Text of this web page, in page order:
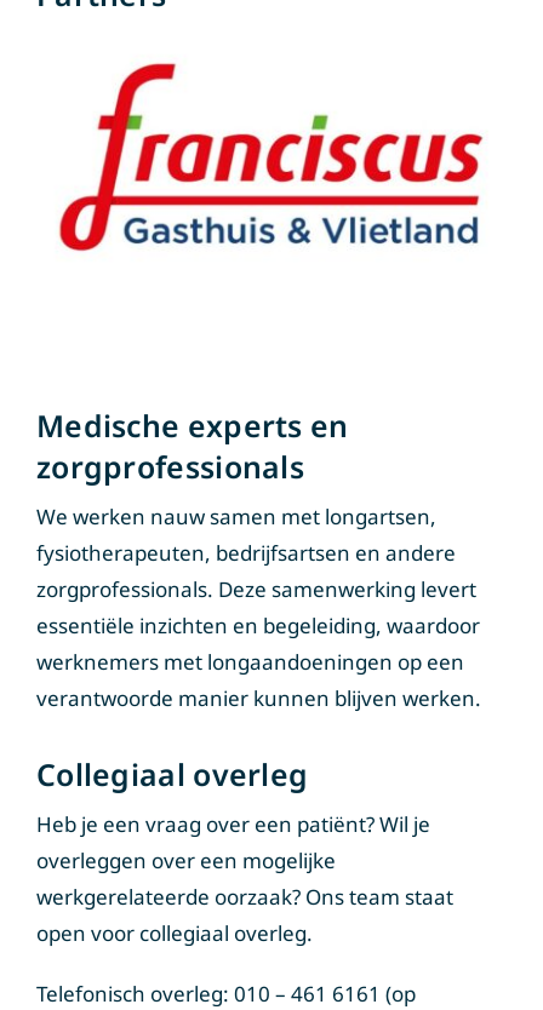
zorgprofessionals
We werken nauw samen met longartsen,
fysiotherapeuten, bedrijfsartsen en andere
zorgprofessionals. Deze samenwerking levert
essentiële inzichten en begeleiding, waardoor
werknemers met longaandoeningen op een
verantwoorde manier kunnen blijven werken.
Heb je een vraag over een patiënt? Wil je
overleggen over een mogelijke
werkgerelateerde oorzaak? Ons team staat
open voor collegiaal overleg.
Telefonisch overleg: 010 – 461 6161 (op
werkdagen van 9:00-17:00)